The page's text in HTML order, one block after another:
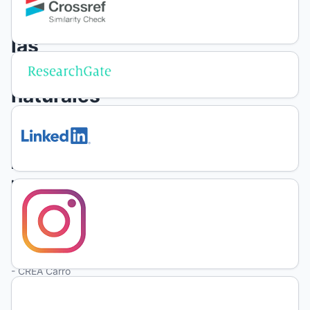
sobre
las
pasturales
naturales
R.
Nazar
Anchorena
Producción
Agropecuaria
- CREA Carro